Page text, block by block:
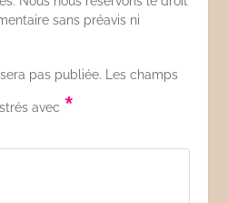
sans préavis ni
pas publiée. Les champs
avec *